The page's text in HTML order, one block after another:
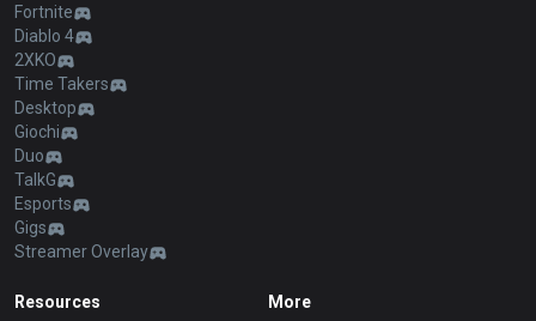
Fortnite
Diablo 4
2XKO
Time Takers
Desktop
Giochi
Duo
TalkG
Esports
Gigs
Streamer Overlay
Resources More